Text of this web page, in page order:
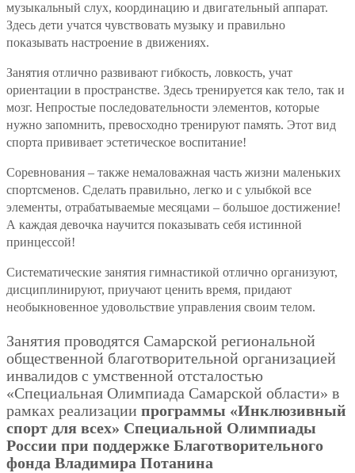
музыкальный слух, координацию и двигательный аппарат.
Здесь дети учатся чувствовать музыку и правильно
показывать настроение в движениях.
Занятия отлично развивают гибкость, ловкость, учат
ориентации в пространстве. Здесь тренируется как тело, так и
мозг. Непростые последовательности элементов, которые
нужно запомнить, превосходно тренируют память. Этот вид
спорта прививает эстетическое воспитание!
Соревнования – также немаловажная часть жизни маленьких
спортсменов. Сделать правильно, легко и с улыбкой все
элементы, отрабатываемые месяцами – большое достижение!
А каждая девочка научится показывать себя истинной
принцессой!
Систематические занятия гимнастикой отлично организуют,
дисциплинируют, приучают ценить время, придают
необыкновенное удовольствие управления своим телом.
Занятия проводятся Самарской региональной
общественной благотворительной организацией
инвалидов с умственной отсталостью
«Специальная Олимпиада Самарской области» в
рамках реализации программы «Инклюзивный
спорт для всех» Специальной Олимпиады
России при поддержке Благотворительного
фонда Владимира Потанина